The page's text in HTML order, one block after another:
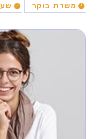
משרת בוקר